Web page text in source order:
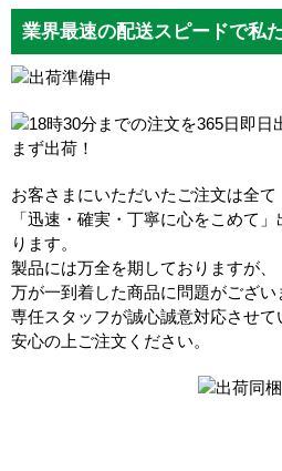
業界最速の配送スピードで私
お客さまにいただいたご注文は全て
「迅速・確実・丁寧に心をこめて
ります。
製品には万全を期しておりますが、
万が一到着した商品に問題がござい
専任スタッフが誠心誠意対応させ
安心の上ご注文ください。